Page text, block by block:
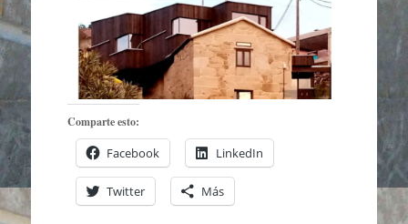
Comparte esto:
Facebook LinkedIn
Twitter Más